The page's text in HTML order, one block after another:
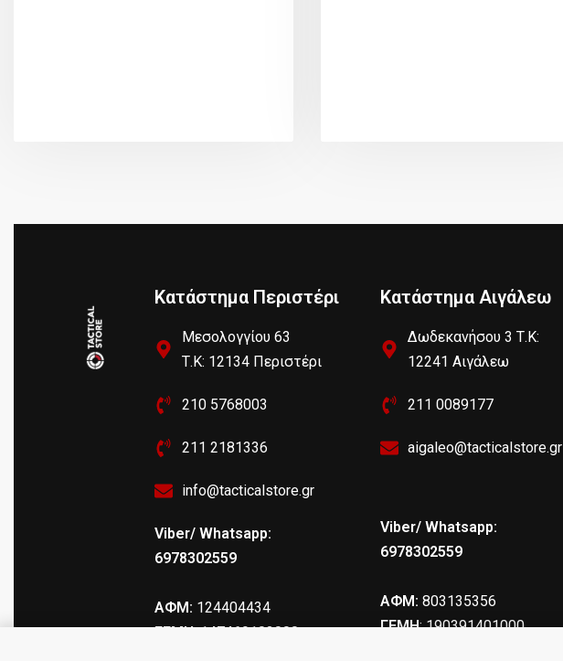
Κατάστημα Περιστέρι
Μεσολογγίου 63
Τ.Κ: 12134 Περιστέρι
210 5768003
211 2181336
info@tacticalstore.gr
Viber/ Whatsapp:
6978302559
ΑΦΜ: 124404434
ΓΕΜΗ: 147469103000
Κατάστημα Αιγάλεω
Δωδεκανήσου 3 Τ.Κ:
12241 Αιγάλεω
211 0089177
aigaleo@tacticalstore.gr
Viber/ Whatsapp:
6978302559
ΑΦΜ: 803135356
ΓΕΜΗ: 190391401000